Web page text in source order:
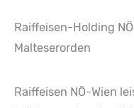
Raiffeisen-Holding
Malteserorden
Raiffeisen NÖ-Wien